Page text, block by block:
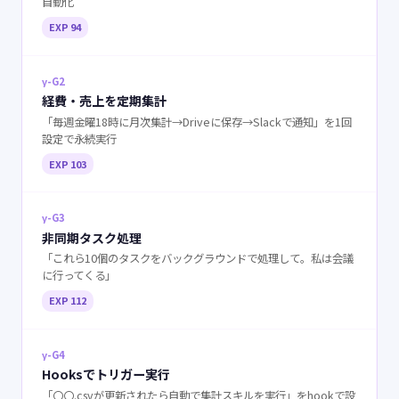
EXP 94
γ-G2
経費・売上を定期集計
「毎週金曜18時に月次集計→Driveに保存→Slackで通知」を1回
設定で永続実行
EXP 103
γ-G3
非同期タスク処理
「これら10個のタスクをバックグラウンドで処理して。私は会議
に行ってくる」
EXP 112
γ-G4
Hooksでトリガー実行
「〇〇.csvが更新されたら自動で集計スキルを実行」をhookで設